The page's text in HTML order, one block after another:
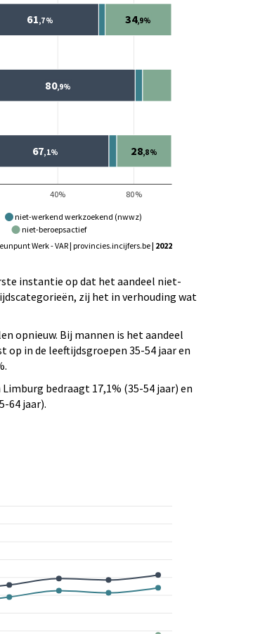
niet-werkend werkzoekend (nwwz)
niet-beroepsactief
Werk - VAR | provincies.incijfers.be| 2022
instantie op dat het aandeel niet-
zij het in verhouding wat
opnieuw. Bij mannen is het aandeel
op in de leeftijdsgroepen 35-54 jaar en
bedraagt 17,1% (35-54 jaar) en
64 jaar).